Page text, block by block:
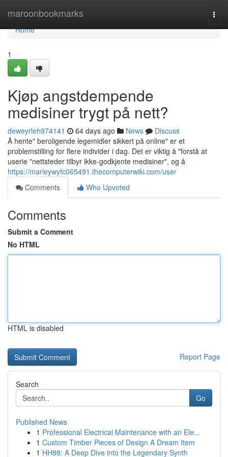
maroonbookmarks
Home
Home
1
Kjøp angstdempende
medisiner trygt på nett?
deweyrleh974141 64 days ago News
Discuss
Å hente" beroligende legemidler sikkert på online" er et
problemstilling for flere individer i dag. Det er viktig å "forstå at
userie "nettsteder tilbyr ikke-godkjente medisiner", og å
https://marleywyfc065491.thecomputerwiki.com/user
Comments
Who Upvoted
Comments
Submit a Comment
No HTML
HTML is disabled
Report Page
Search
Go
Published News
1 Professional Electrical Maintenance with an Ele...
1 Custom Timber Pieces of Design A Dream Item
1 HH88: A Deep Dive into the Legendary Synth